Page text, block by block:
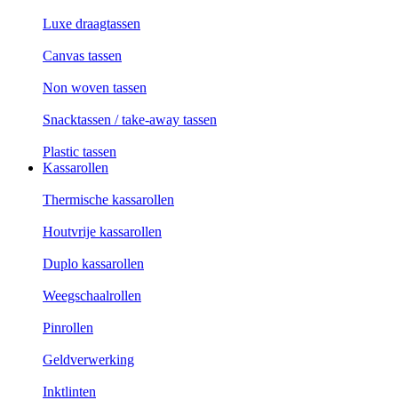
Luxe draagtassen
Canvas tassen
Non woven tassen
Snacktassen / take-away tassen
Plastic tassen
Kassarollen
Thermische kassarollen
Houtvrije kassarollen
Duplo kassarollen
Weegschaalrollen
Pinrollen
Geldverwerking
Inktlinten